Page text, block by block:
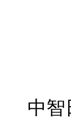
中智